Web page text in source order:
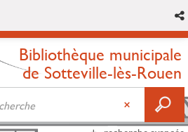
Bibliothèque municipale
de Sotteville-lès-Rouen